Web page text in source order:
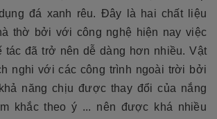
đá xanh rêu. Đây là hai chất liệu
thờ bởi với công nghệ hiện nay việc
tác đã trở nên dễ dàng hơn nhiều. Vật
nghi với các công trình ngoài trời bởi
năng chịu được thay đổi của nắng
khắc theo ý ... nên được khá nhiều